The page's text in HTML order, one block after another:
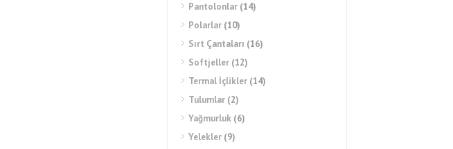
Pantolonlar (14)
Polarlar (10)
Sırt Çantaları (16)
Softjeller (12)
Termal İçlikler (14)
Tulumlar (2)
Yağmurluk (6)
Yelekler (9)